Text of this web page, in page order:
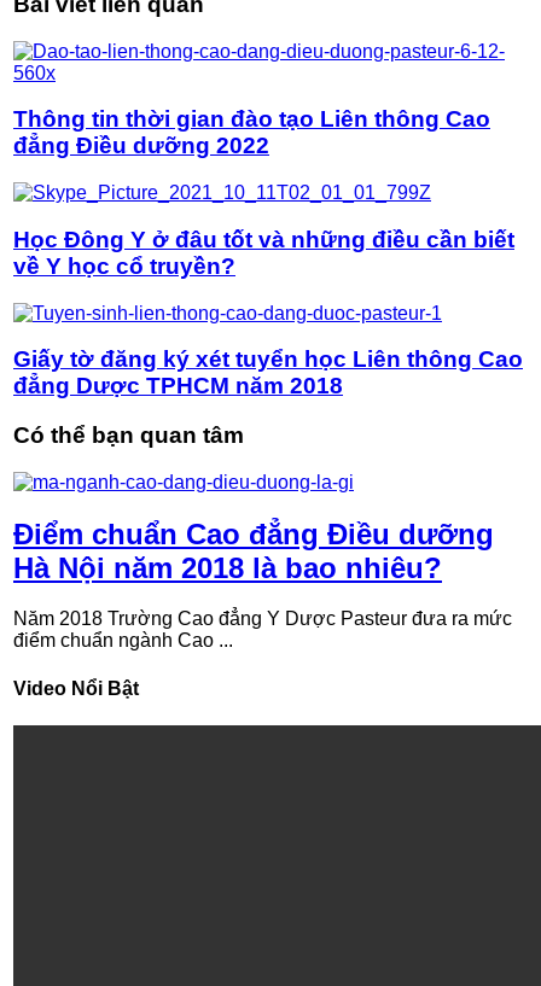
Thông tin thời gian đào tạo Liên thông Cao
đẳng Điều dưỡng 2022
Học Đông Y ở đâu tốt và những điều cần biết
về Y học cổ truyền?
Giấy tờ đăng ký xét tuyển học Liên thông Cao
đẳng Dược TPHCM năm 2018
Có thể bạn quan tâm
Điểm chuẩn Cao đẳng Điều dưỡng
Hà Nội năm 2018 là bao nhiêu?
Năm 2018 Trường Cao đẳng Y Dược Pasteur đưa ra mức
điểm chuẩn ngành Cao ...
Video Nổi Bật